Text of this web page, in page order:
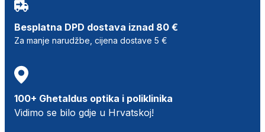
Besplatna DPD dostava iznad 80 €
Za manje narudžbe, cijena dostave 5 €
100+ Ghetaldus optika i poliklinika
Vidimo se bilo gdje u Hrvatskoj!